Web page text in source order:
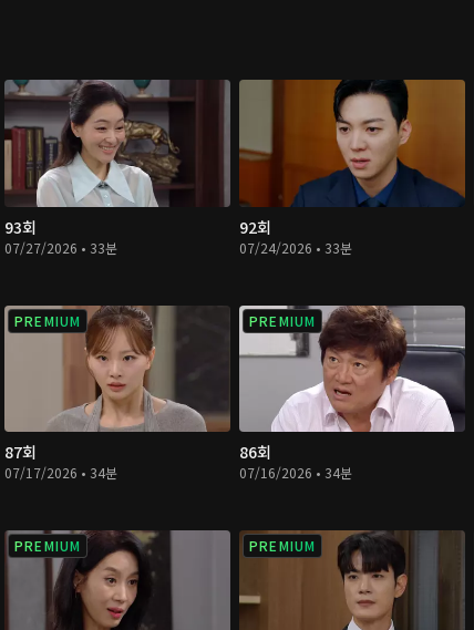
93회
07/27/2026 • 33분
92회
07/24/2026 • 33분
PREMIUM
87회
07/17/2026 • 34분
PREMIUM
86회
07/16/2026 • 34분
PREMIUM PREMIUM